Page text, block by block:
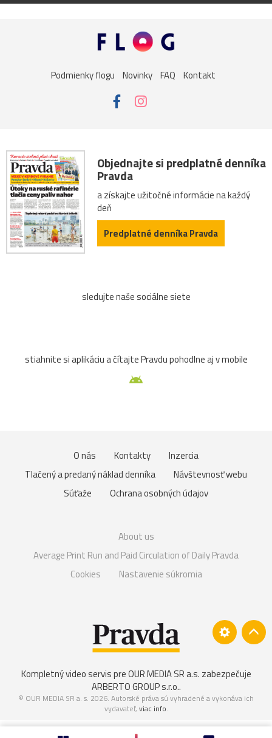
Podmienky flogu Novinky FAQ Kontakt
Objednajte si predplatné denníka
Pravda
a získajte užitočné informácie na každý
deň
Predplatné denníka Pravda
sledujte naše sociálne siete
stiahnite si aplikáciu a čítajte Pravdu pohodlne aj v mobile
O nás Kontakty
Inzercia
Tlačený a predaný náklad denníka
Návštevnosť webu
Súťaže
Ochrana osobných údajov
About us
Average Print Run and Paid Circulation of Daily Pravda
Cookies
Nastavenie súkromia
Kompletný video servis pre OUR MEDIA SR a.s. zabezpečuje
ARBERTO GROUP s.r.o..
© OUR MEDIA SR a. s. 2026. Autorské práva sú vyhradené a vykonáva ich
vydavateľ, viac info.